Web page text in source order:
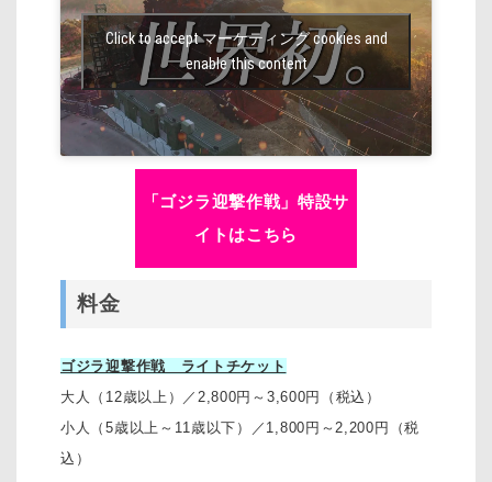
Click to accept マーケティング cookies and
enable this content
「ゴジラ迎撃作戦」特設サ
イトはこちら
料金
ゴジラ迎撃作戦 ライトチケット
大人（12歳以上）／2,800円～3,600円（税込）
小人（5歳以上～11歳以下）／1,800円～2,200円（税
込）